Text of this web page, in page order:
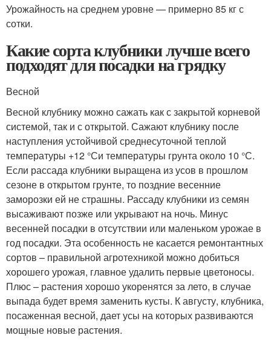
Урожайность на среднем уровне — примерно 85 кг с
сотки.
Какие сорта клубники лучше всего
подходят для посадки на грядку
Весной
Весной клубнику можно сажать как с закрытой корневой
системой, так и с открытой. Сажают клубнику после
наступления устойчивой среднесуточной теплой
температуры +12 °Си температуры грунта около 10 °С.
Если рассада клубники выращена из усов в прошлом
сезоне в открытом грунте, то поздние весенние
заморозки ей не страшны. Рассаду клубники из семян
высаживают позже или укрывают на ночь. Минус
весенней посадки в отсутствии или маленьком урожае в
год посадки. Эта особенность не касается ремонтантных
сортов – правильной агротехникой можно добиться
хорошего урожая, главное удалить первые цветоносы.
Плюс – растения хорошо укоренятся за лето, в случае
выпада будет время заменить кусты. К августу, клубника,
посаженная весной, дает усы на которых развиваются
мощные новые растения.